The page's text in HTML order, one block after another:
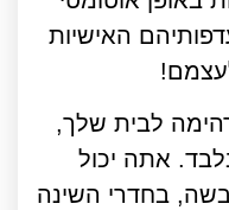
האישיות
לבית שלך,
אתה יכול
בחדרי השינה